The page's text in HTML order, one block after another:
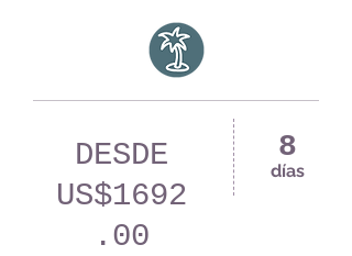
DESDE
US$1692
.00
8
días